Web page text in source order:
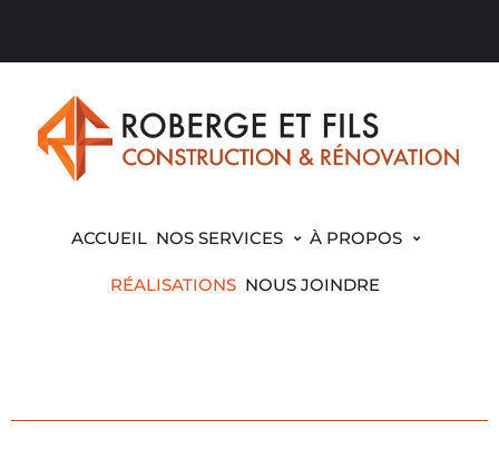
ACCUEIL NOS SERVICES À PROPOS
RÉALISATIONS NOUS JOINDRE